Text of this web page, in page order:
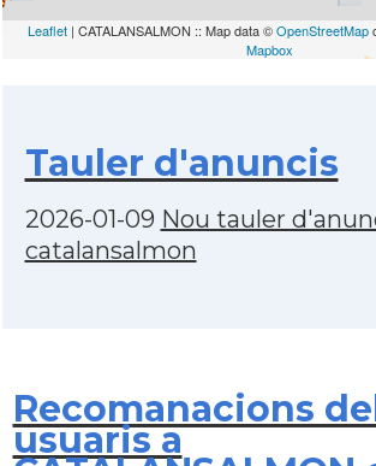
Leaflet | CATALANSALMON :: Map data ©OpenStreetMap
Mapbox
Tauler d'anuncis
2026-01-09 Nou tauler
catalansalmon
Recomanacions
usuaris a